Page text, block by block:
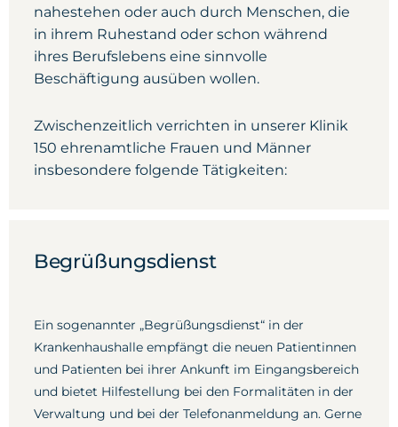
nahestehen oder auch durch Menschen, die
in ihrem Ruhestand oder schon während
ihres Berufslebens eine sinnvolle
Beschäftigung ausüben wollen.
Zwischenzeitlich verrichten in unserer Klinik
150 ehrenamtliche Frauen und Männer
insbesondere folgende Tätigkeiten:
Begrüßungsdienst
Ein sogenannter „Begrüßungsdienst“ in der
Krankenhaushalle empfängt die neuen Patientinnen
und Patienten bei ihrer Ankunft im Eingangsbereich
und bietet Hilfestellung bei den Formalitäten in der
Verwaltung und bei der Telefonanmeldung an. Gerne